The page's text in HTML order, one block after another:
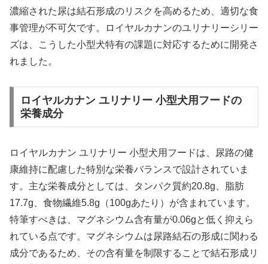
濃縮された尿は結石形成のリスクを高めるため、適切な食
事管理が不可欠です。ロイヤルカナンのユリナリーシリー
ズは、こうした小型犬特有の課題に対応するために開発さ
れました。
ロイヤルカナン ユリナリー 小型犬用フードの
栄養成分
ロイヤルカナン ユリナリー 小型犬用フードは、尿路の健
康維持に配慮した特別な栄養バランスで設計されていま
す。主な栄養成分としては、タンパク質約20.8g、脂肪
17.7g、食物繊維5.8g（100gあたり）が含まれています。
特筆すべきは、マグネシウム含有量が0.06gと低く抑えら
れている点です。マグネシウムは尿路結石の形成に関わる
成分であるため、その含有量を制限することで結石形成リ